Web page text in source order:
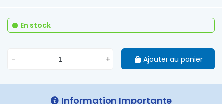
En stock
- + Ajouter au panier
Information Importante